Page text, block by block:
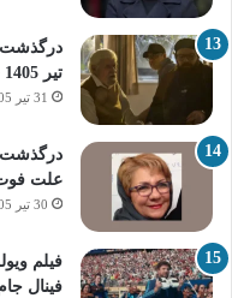
تیر 1405 + علت فوت
31 تیر 1405
درگذشت
علت
30 تیر 1405
فیلم
فینال جام